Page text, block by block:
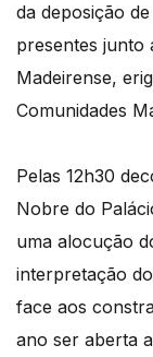
da deposição
presentes junto
Madeirense,
Comunidades
Pelas 12h30
Nobre do
uma alocução
interpretação
face aos
ano ser aberta